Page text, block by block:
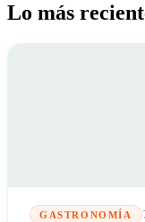
plato prestado a su
Lo más
GASTRONOMÍA